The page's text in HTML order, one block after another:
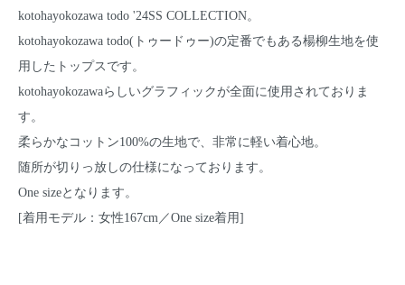
kotohayokozawa todo '24SS COLLECTION。
kotohayokozawa todo(トゥードゥー)の定番でもある楊柳生地を使
用したトップスです。
kotohayokozawaらしいグラフィックが全面に使用されておりま
す。
柔らかなコットン100%の生地で、非常に軽い着心地。
随所が切りっ放しの仕様になっております。
One sizeとなります。
[着用モデル：女性167cm／One size着用]